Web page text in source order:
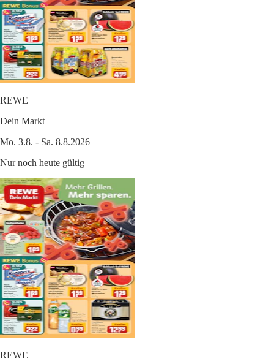
REWE
Dein Markt
Mo. 3.8. - Sa. 8.8.2026
Nur noch heute gültig
REWE